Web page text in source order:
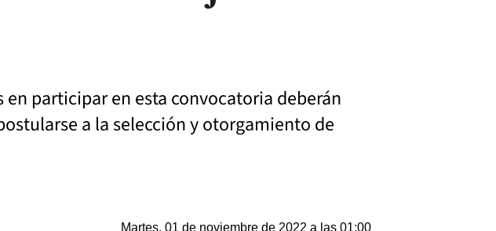
participar en esta convocatoria deberán
a la selección y otorgamiento de
Martes, 01 de noviembre de 2022 a las 01:00